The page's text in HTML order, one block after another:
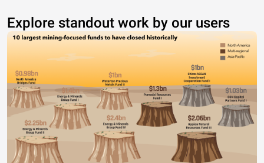
Explore standout work by our users